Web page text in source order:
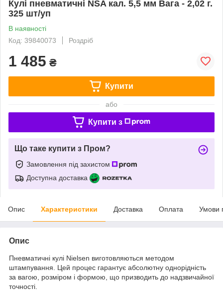
Кулі пневматичні NSA кал. 5,5 мм Вага - 2,02 г.
325 шт/уп
В наявності
Код: 39840073
Роздріб
1 485 ₴
Купити
або
Купити з
Що таке купити з Пром?
Замовлення під захистом
Доступна доставка
Опис Характеристики Доставка Оплата Умови
Опис
Пневматичні кулі Nielsen виготовляються методом
штампування. Цей процес гарантує абсолютну однорідність
за вагою, розміром і формою, що призводить до надзвичайної
точності.